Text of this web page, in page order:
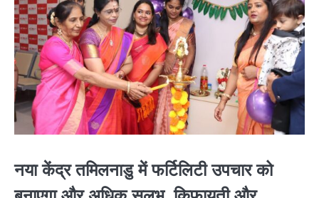
नया केंद्र तमिलनाडु में फर्टिलिटी उपचार को